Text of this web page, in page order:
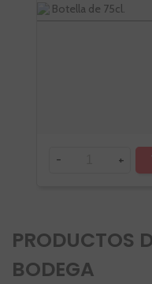
Botella de 75cl.
- +
PRODUCTOS
BODEGA